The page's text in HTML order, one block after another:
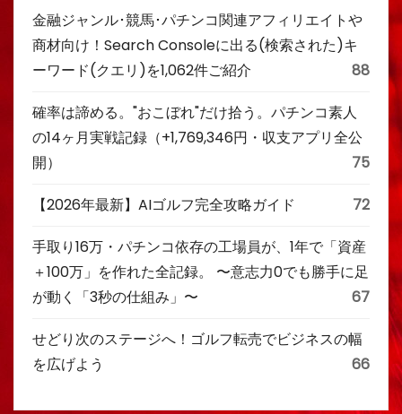
金融ジャンル･競馬･パチンコ関連アフィリエイトや
商材向け！Search Consoleに出る(検索された)キ
ーワード(クエリ)を1,062件ご紹介
88
確率は諦める。"おこぼれ"だけ拾う。パチンコ素人
の14ヶ月実戦記録（+1,769,346円・収支アプリ全公
開）
75
【2026年最新】AIゴルフ完全攻略ガイド 72
手取り16万・パチンコ依存の工場員が、1年で「資産
＋100万」を作れた全記録。 〜意志力0でも勝手に足
が動く「3秒の仕組み」〜
67
せどり次のステージへ！ゴルフ転売でビジネスの幅
を広げよう
66